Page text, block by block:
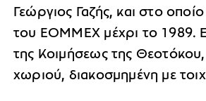
Γεώργιος Γαζής, και στο
του ΕΟΜΜΕΧ μέχρι το 1989.
της Κοιμήσεως της
χωριού, διακοσμημένη με